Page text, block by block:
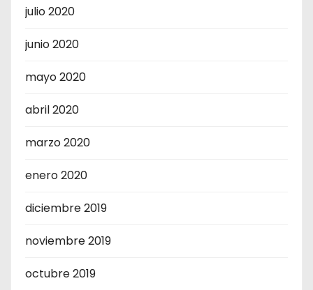
julio 2020
junio 2020
mayo 2020
abril 2020
marzo 2020
enero 2020
diciembre 2019
noviembre 2019
octubre 2019